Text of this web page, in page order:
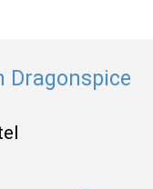
Dragonspice